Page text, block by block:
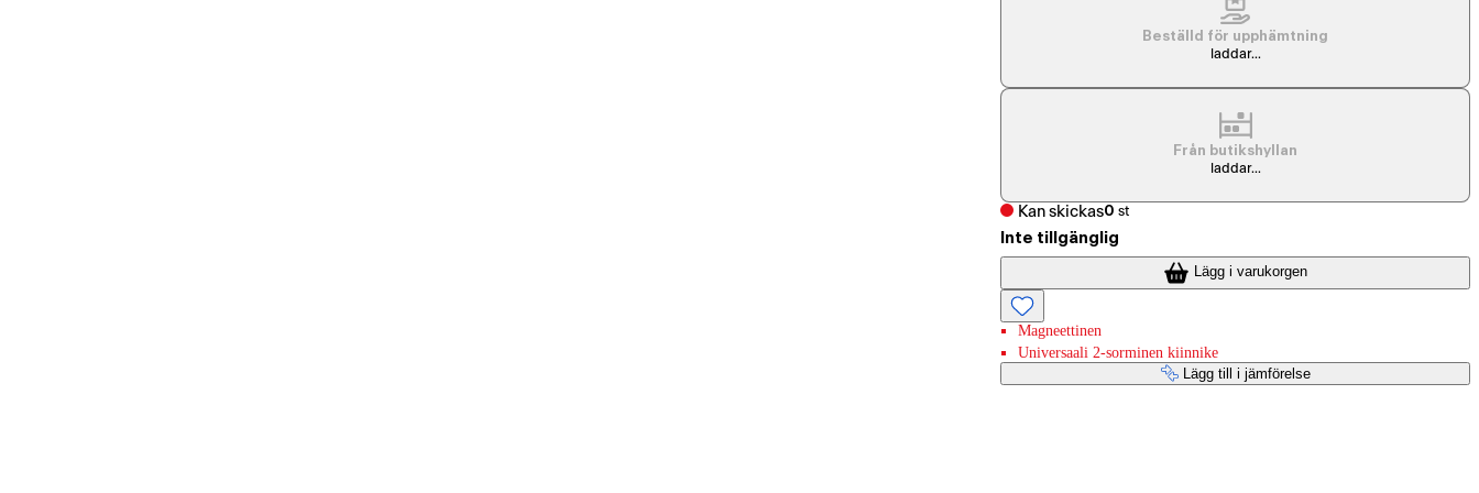
Beställd för upphämtning
laddar...
Från butikshyllan
laddar...
Kan skickas0 st
Inte tillgänglig
Lägg i varukorgen
Magneettinen
Universaali 2-sorminen kiinnike
Lägg till i jämförelse